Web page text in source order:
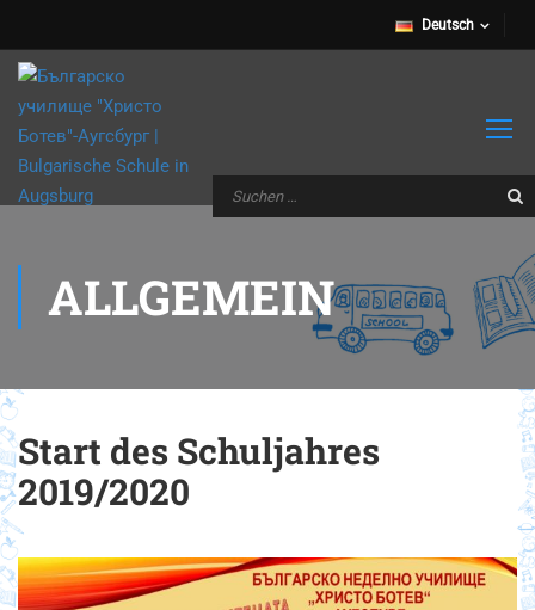
Deutsch
ALLGEMEIN
Start des Schuljahres
2019/2020